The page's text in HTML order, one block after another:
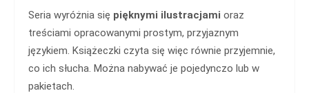
Seria wyróżnia się pięknymi ilustracjami oraz
treściami opracowanymi prostym, przyjaznym
językiem. Książeczki czyta się więc równie przyjemnie,
co ich słucha. Można nabywać je pojedynczo lub w
pakietach.